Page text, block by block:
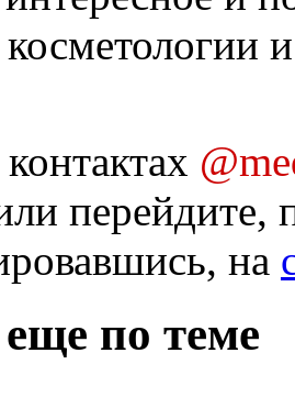
перейдите,
на
по теме